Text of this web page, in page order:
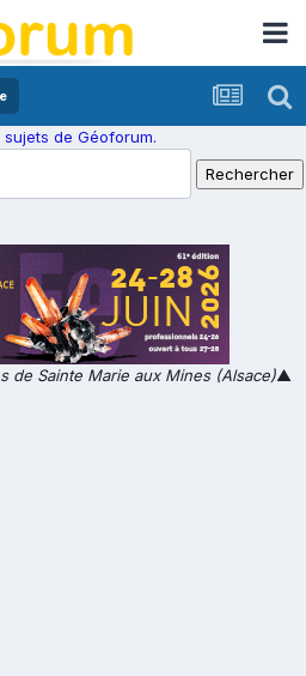
de Géoforum.
de Sainte Marie aux Mines (Alsace)▲